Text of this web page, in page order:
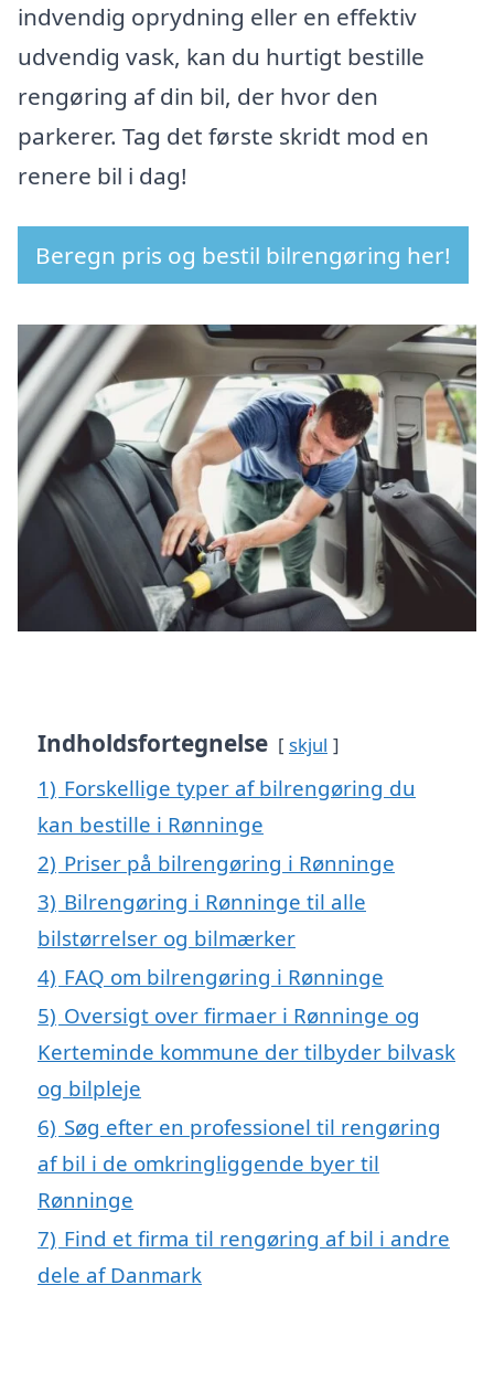
indvendig oprydning eller en effektiv
udvendig vask, kan du hurtigt bestille
rengøring af din bil, der hvor den
parkerer. Tag det første skridt mod en
renere bil i dag!
Beregn pris og bestil bilrengøring her!
Indholdsfortegnelse skjul
1) Forskellige typer af bilrengøring du
kan bestille i Rønninge
2) Priser på bilrengøring i Rønninge
3) Bilrengøring i Rønninge til alle
bilstørrelser og bilmærker
4) FAQ om bilrengøring i Rønninge
5) Oversigt over firmaer i Rønninge og
Kerteminde kommune der tilbyder bilvask
og bilpleje
6) Søg efter en professionel til rengøring
af bil i de omkringliggende byer til
Rønninge
7) Find et firma til rengøring af bil i andre
dele af Danmark